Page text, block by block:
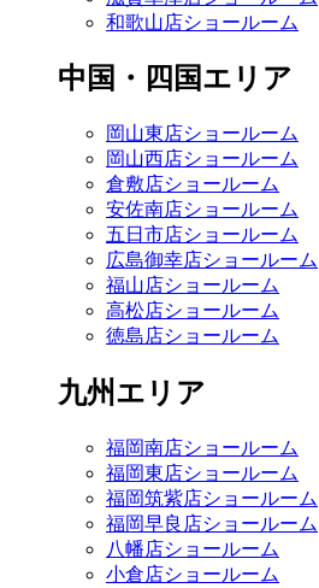
和歌山店ショールーム
中国・四国エリア
岡山東店ショールーム
岡山西店ショールーム
倉敷店ショールーム
安佐南店ショールーム
五日市店ショールーム
広島御幸店ショールーム
福山店ショールーム
高松店ショールーム
徳島店ショールーム
九州エリア
福岡南店ショールーム
福岡東店ショールーム
福岡筑紫店ショールーム
福岡早良店ショールーム
八幡店ショールーム
小倉店ショールーム